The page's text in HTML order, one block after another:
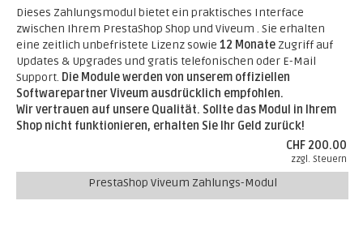
Dieses Zahlungsmodul bietet ein praktisches Interface
zwischen Ihrem PrestaShop Shop und Viveum . Sie erhalten
eine zeitlich unbefristete Lizenz sowie 12 Monate Zugriff auf
Updates & Upgrades und gratis telefonischen oder E-Mail
Support. Die Module werden von unserem offiziellen
Softwarepartner Viveum ausdrücklich empfohlen.
Wir vertrauen auf unsere Qualität. Sollte das Modul in Ihrem
Shop nicht funktionieren, erhalten Sie Ihr Geld zurück!
CHF 200.00
zzgl. Steuern
PrestaShop Viveum Zahlungs-Modul